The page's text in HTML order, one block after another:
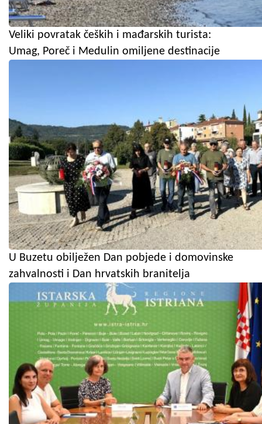
Veliki povratak čeških i mađarskih turista:
Umag, Poreč i Medulin omiljene destinacije
U Buzetu obilježen Dan pobjede i domovinske
zahvalnosti i Dan hrvatskih branitelja